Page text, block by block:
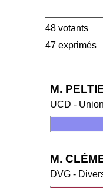
48 votants
47 exprimés
M.
UCD -
M.
DVG -